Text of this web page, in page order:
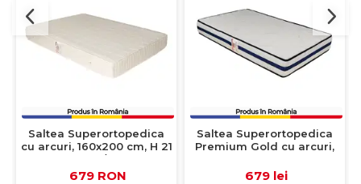
Saltea Superortopedica
cu arcuri, 160x200 cm, H 21
cm, fata vara/fata iarna,
crem
679 RON
Saltea Superortopedica
Premium Gold cu arcuri,
vara/fata iarna
679 lei